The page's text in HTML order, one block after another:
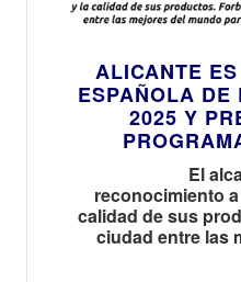
ALICANTE
ESPAÑOLA DE
2025 Y
El
reconocimiento
calidad de sus
ciudad entre las